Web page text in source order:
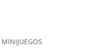
MINIJUEGOS